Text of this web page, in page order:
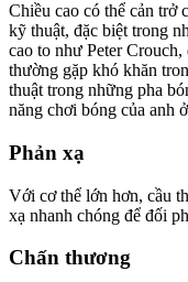
Chiều cao có thể cản trở
kỹ thuật, đặc biệt trong
cao to như Peter
thường gặp khó khăn
thuật trong những pha
năng chơi bóng của anh
Phản xạ
Với cơ thể lớn hơn, cầu
xạ nhanh chóng để đối
Chấn thương